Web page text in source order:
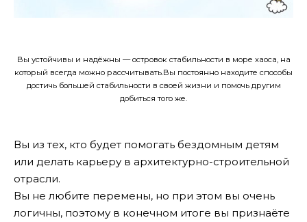
Вы устойчивы и надёжны — островок стабильности в море хаоса, на
который всегда можно рассчитывать.Вы постоянно находите способы
достичь большей стабильности в своей жизни и помочь другим
добиться того же.
Вы из тех, кто будет помогать бездомным детям
или делать карьеру в архитектурно-строительной
отрасли.
Вы не любите перемены, но при этом вы очень
логичны, поэтому в конечном итоге вы признаёте